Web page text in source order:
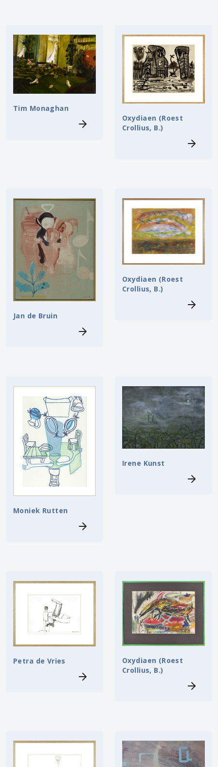
Tim Monaghan
Oxydiaen (Roest
Crollius, B.)
Jan de Bruin
Oxydiaen (Roest
Crollius, B.)
Moniek Rutten
Irene Kunst
Petra de Vries
Oxydiaen (Roest
Crollius, B.)